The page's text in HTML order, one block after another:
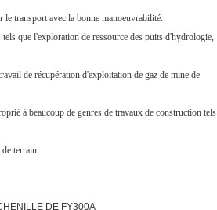
transport avec la bonne manoeuvrabilité.
que l'exploration de ressource des puits d'hydrologie,
de récupération d'exploitation de gaz de mine de
à beaucoup de genres de travaux de construction tels
terrain.
DE FY300A